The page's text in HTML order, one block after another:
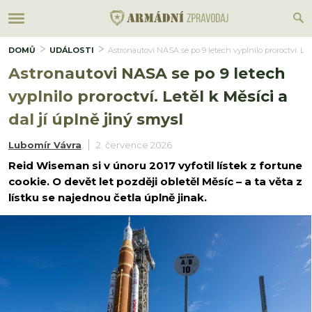
DOMŮ UDÁLOSTI Astronautovi NASA se po 9 letech vyplnilo proroctví.
Astronautovi NASA se po 9 letech
vyplnilo proroctví. Letěl k Měsíci a
dal jí úplně jiný smysl
Lubomír Vávra 2. července 2026
Reid Wiseman si v únoru 2017 vyfotil lístek z fortune
cookie. O devět let později obletěl Měsíc – a ta věta z
lístku se najednou četla úplně jinak.